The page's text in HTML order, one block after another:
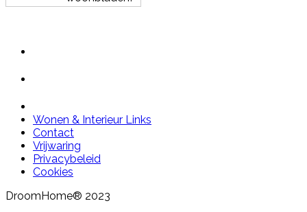
Wonen & Interieur Links
Contact
Vrijwaring
Privacybeleid
Cookies
DroomHome® 2023